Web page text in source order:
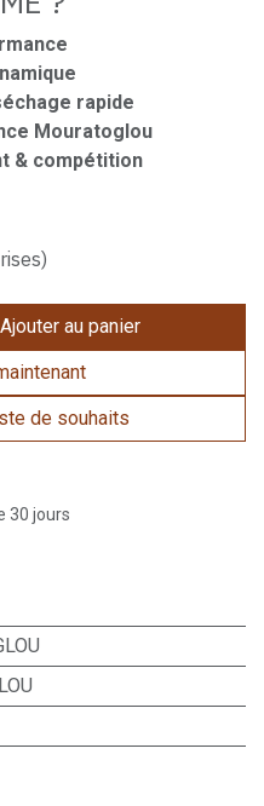
rapide
Mouratoglou
& compétition
Ajouter au panier
de souhaits
30 jours